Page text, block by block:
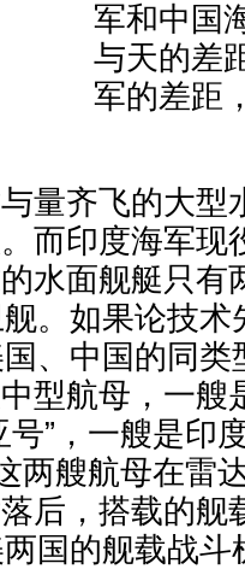
军和中国
与天的差
军的差距
量齐飞的大型
而印度海军现
水面舰艇只有
。如果论技术
、中国的同类
型航母，一艘
号”，一艘是印
两艘航母在雷
后，搭载的舰
国的舰载战斗